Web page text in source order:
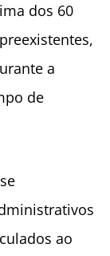
dos 60
a
de
ao